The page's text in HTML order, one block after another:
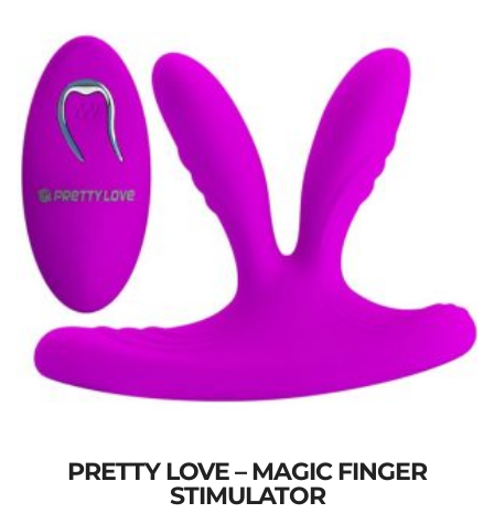
PRETTY LOVE – MAGIC FINGER
STIMULATOR